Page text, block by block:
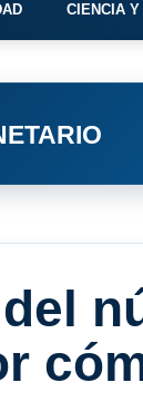
CIENCIA